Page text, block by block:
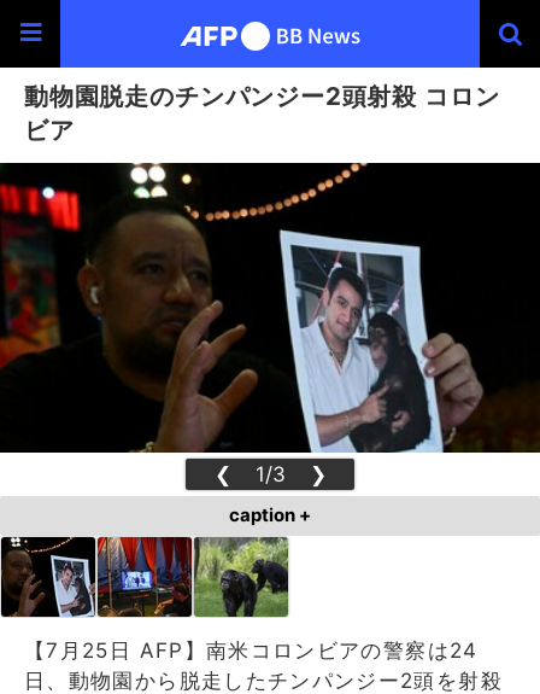
動物園脱走のチンパンジー2頭射殺 コロン
ビア
❮ 1/3 ❯
caption +
【7月25日 AFP】南米コロンビアの警察は24
日、動物園から脱走したチンパンジー2頭を射殺